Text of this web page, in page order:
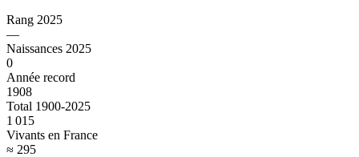
Rang 2025
—
Naissances 2025
0
Année record
1908
Total 1900-2025
1 015
Vivants en France
≈ 295